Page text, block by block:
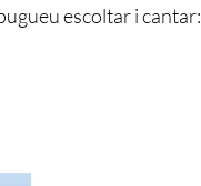
escoltar i cantar: